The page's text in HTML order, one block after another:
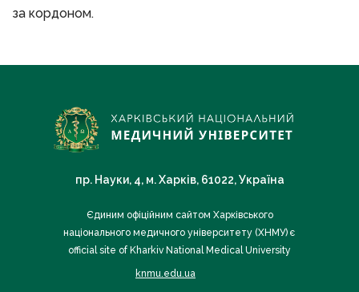
за кордоном.
пр. Науки, 4, м. Харків, 61022, Україна
Єдиним офіційним сайтом Харківського
національного медичного університету (ХНМУ) є
official site of Kharkiv National Medical University
knmu.edu.ua